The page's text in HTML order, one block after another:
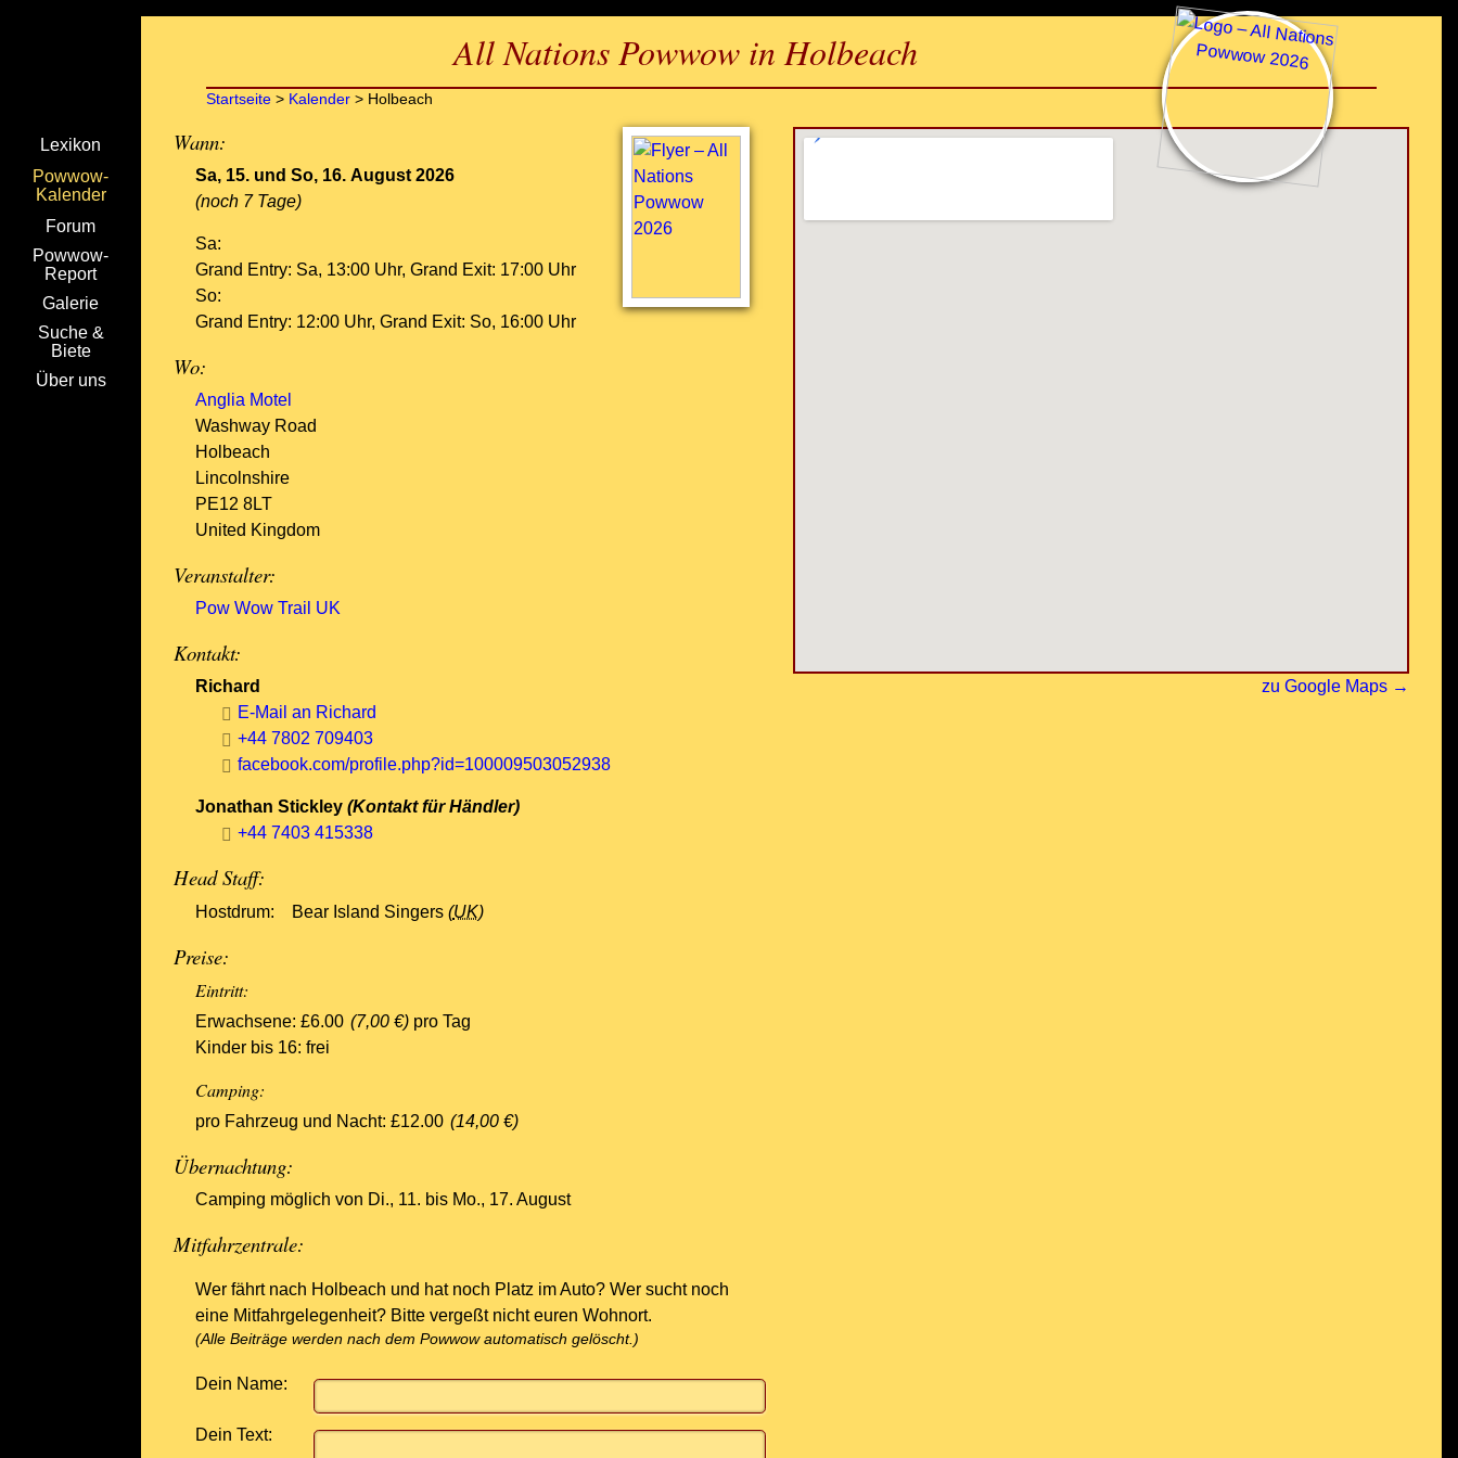
Lexikon
Powwow-
Kalender
Forum
Powwow-
Report
Galerie
Suche &
Biete
Über uns
All Nations Powwow in Holbeach
Startseite> Kalender> Holbeach
Wann:
Sa, 15.und So, 16. August 2026
(noch 7 Tage)
Sa:
Grand Entry: Sa, 13:00 Uhr, Grand Exit: 17:00 Uhr
So:
Grand Entry: 12:00 Uhr, Grand Exit: So, 16:00 Uhr
Wo:
Anglia Motel
Washway Road
Holbeach
Lincolnshire
PE12 8LT
United Kingdom
zu Google Maps
Veranstalter:
Pow Wow Trail UK
Kontakt:
Richard
E-Mail an Richard
+44 7802 709403
facebook.com/profile.php?id=100009503052938
Jonathan Stickley (Kontakt für Händler)
+44 7403 415338
Head Staff:
Hostdrum: Bear Island Singers (UK)
Preise:
Eintritt:
Erwachsene: £6.00 (7,00 €)pro Tag
Kinder bis 16: frei
Camping:
pro Fahrzeug und Nacht: £12.00 (14,00 €)
Übernachtung:
Camping möglich von Di., 11. bis Mo., 17. August
Mitfahrzentrale:
Wer fährt nach Holbeach und hat noch Platz im Auto? Wer sucht noch
eine Mitfahrgelegenheit? Bitte vergeßt nicht euren Wohnort.
(Alle Beiträge werden nach dem Powwow automatisch gelöscht.)
Dein Name:
Dein Text: